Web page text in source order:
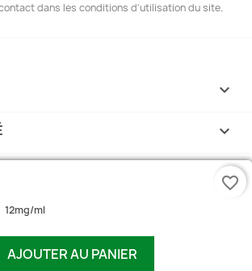
12mg/ml
AJOUTER AU PANIER
favorite_border
dans les conditions d'utilisation du site.



. Tous les droits sont réservés.